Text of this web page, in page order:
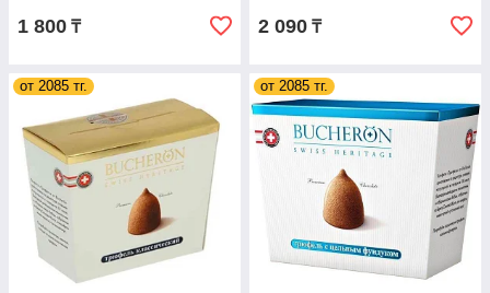
1 800 ₸ 2 090 ₸
от 2085 тг. от 2085 тг.